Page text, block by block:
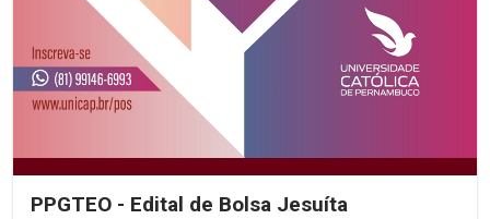
PPGTEO - Edital de Bolsa Jesuíta